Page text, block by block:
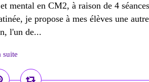
mental en CM2, à raison de 4
je propose à mes élèves une
l'un de...
suite